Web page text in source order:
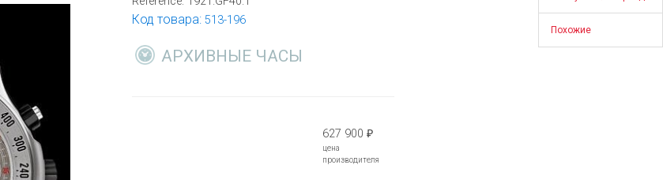
Похожие
Код товара: 513-196
АРХИВНЫЕ ЧАСЫ
627 900₽
цена
производителя